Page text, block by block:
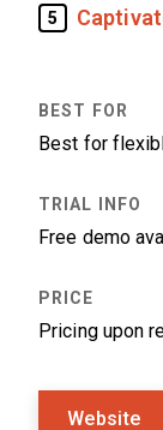
5
Best for
Free demo
Pricing upon
Website